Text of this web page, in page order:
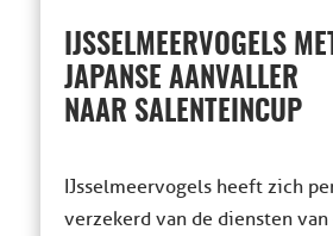
IJSSELMEERVOGELS MET
JAPANSE AANVALLER
NAAR SALENTEINCUP
IJsselmeervogels heeft zich
verzekerd van de diensten